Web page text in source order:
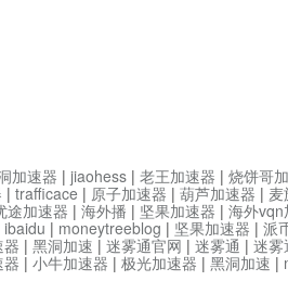
加速器 | jiaohess | 老王加速器 | 烧饼哥
| trafficace | 原子加速器 | 葫芦加速器 |
途加速器 | 海外播 | 坚果加速器 | 海外vqn
ibaidu | moneytreeblog | 坚果加速器 | 派
| 黑洞加速 | 迷雾通官网 | 迷雾通 | 迷雾
| 小牛加速器 | 极光加速器 | 黑洞加速 |